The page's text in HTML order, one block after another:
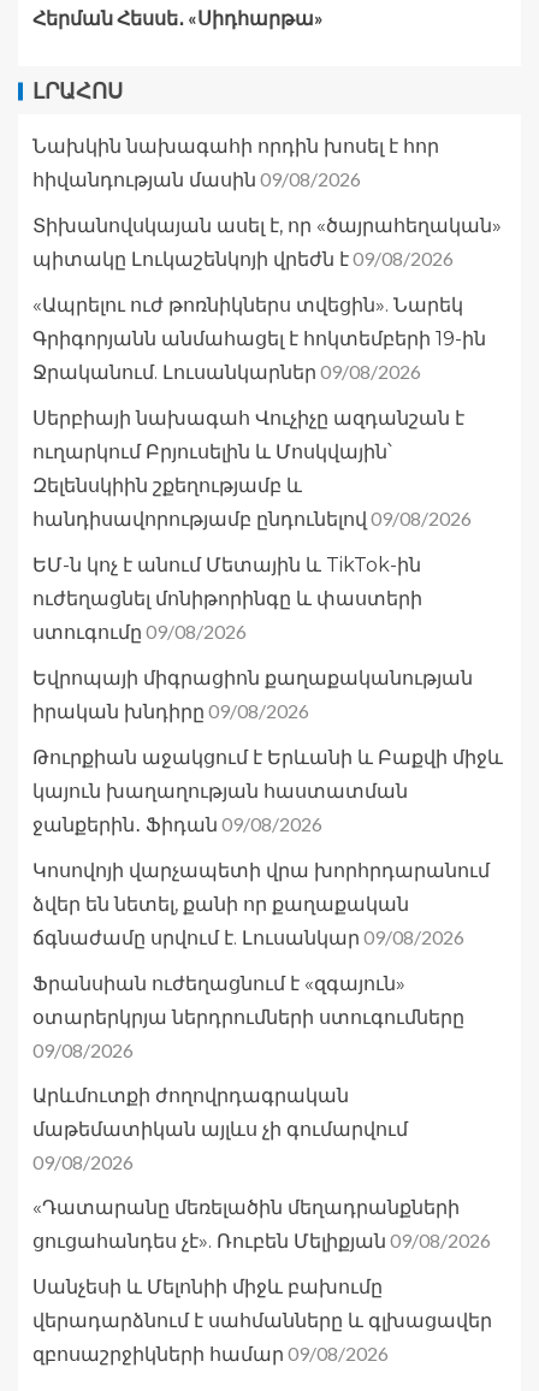
Հերման Հեսսե․ «Սիդհարթա»
ԼՐԱՀՈՍ
Նախկին նախագահի որդին խոսել է հոր
հիվանդության մասին 09/08/2026
Տիխանովսկայան ասել է, որ «ծայրահեղական»
պիտակը Լուկաշենկոյի վրեժն է09/08/2026
«Ապրելու ուժ թոռնիկներս տվեցին». Նարեկ
Գրիգորյանն անմահացել է հոկտեմբերի 19-ին
Ջրականում. Լուսանկարներ 09/08/2026
Սերբիայի նախագահ Վուչիչը ազդանշան է
ուղարկում Բրյուսելին և Մոսկվային՝
Զելենսկիին շքեղությամբ և
հանդիսավորությամբ ընդունելով 09/08/2026
ԵՄ-ն կոչ է անում Մետային և TikTok-ին
ուժեղացնել մոնիթորինգը և փաստերի
ստուգումը 09/08/2026
Եվրոպայի միգրացիոն քաղաքականության
իրական խնդիրը 09/08/2026
Թուրքիան աջակցում է Երևանի և Բաքվի միջև
կայուն խաղաղության հաստատման
ջանքերին․ Ֆիդան 09/08/2026
Կոսովոյի վարչապետի վրա խորհրդարանում
ձվեր են նետել, քանի որ քաղաքական
ճգնաժամը սրվում է. Լուսանկար 09/08/2026
Ֆրանսիան ուժեղացնում է «զգայուն»
օտարերկրյա ներդրումների ստուգումները
09/08/2026
Արևմուտքի ժողովրդագրական
մաթեմատիկան այլևս չի գումարվում
09/08/2026
«Դատարանը մեռելածին մեղադրանքների
ցուցահանդես չէ». Ռուբեն Մելիքյան 09/08/2026
Սանչեսի և Մելոնիի միջև բախումը
վերադարձնում է սահմանները և գլխացավեր
զբոսաշրջիկների համար 09/08/2026